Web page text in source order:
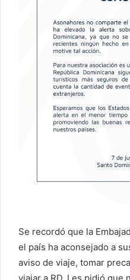
Se recordó que la
el país ha aconsejado a
aviso de viaje, tomar